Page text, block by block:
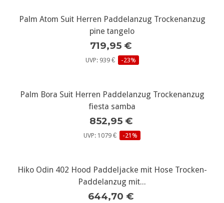
Palm Atom Suit Herren Paddelanzug Trockenanzug
pine tangelo
719,95 €
UVP: 939 € -23%
Palm Bora Suit Herren Paddelanzug Trockenanzug
fiesta samba
852,95 €
UVP: 1079 € -21%
Hiko Odin 402 Hood Paddeljacke mit Hose Trocken-
Paddelanzug mit...
644,70 €